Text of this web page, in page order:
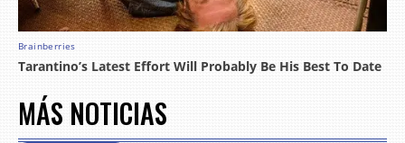
MÁS NOTICIAS